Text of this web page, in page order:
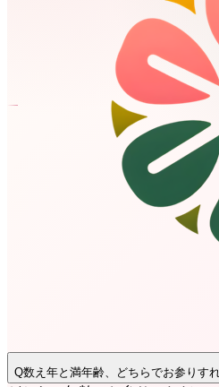
Q数え年と満年齢、どちらでお参りす